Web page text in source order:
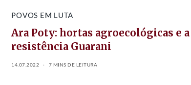
POVOS EM LUTA
Ara Poty: hortas agroecológicas e a
resistência Guarani
14.07.2022 7 MINS DE LEITURA